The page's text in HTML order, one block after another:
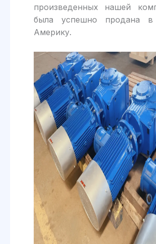
произведенных нашей
была успешно продана
Америку.